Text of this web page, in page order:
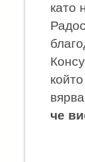
като
че